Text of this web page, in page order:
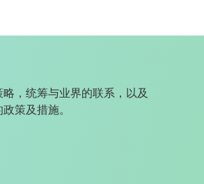
，统筹与业界的联系，以及
策及措施。